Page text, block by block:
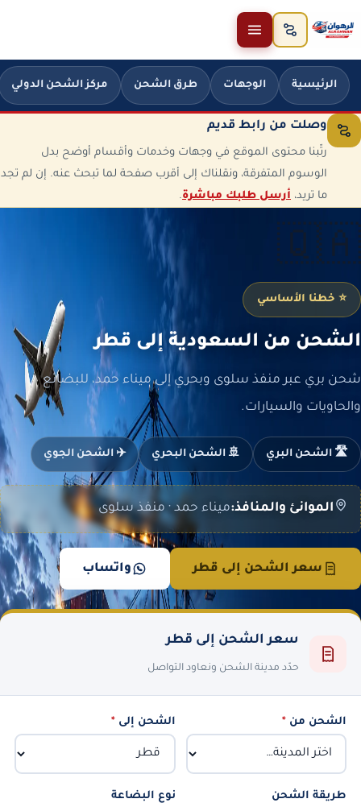
تخطَّ إلى المحتوى
الرئيسية الوجهات طرق الشحن مركز الشحن الدولي
وصلت من رابط قديم
رتّبنا محتوى الموقع في وجهات وخدمات وأقسام أوضح بدل
الوسوم المتفرقة، ونقلناك إلى أقرب صفحة لما تبحث عنه. إن لم تجد
ما تريد، أرسل طلبك مباشرة.
🇶🇦
⭐ خطنا الأساسي
الشحن من السعودية إلى قطر
شحن بري عبر منفذ سلوى وبحري إلى ميناء حمد، للبضائع
والحاويات والسيارات.
🛣️ الشحن البري 🚢 الشحن البحري ✈️ الشحن الجوي
الموانئ والمنافذ:ميناء حمد · منفذ سلوى
سعر الشحن إلى قطر واتساب
سعر الشحن إلى قطر
حدّد مدينة الشحن ونعاود التواصل
الشحن من * الشحن إلى*
طريقة الشحن نوع البضاعة